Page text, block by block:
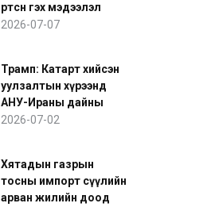
өртсөн гэх мэдээлэл
нефтийн зах зээлийн
2026-07-07
Трамп: Катарт хийсэн
уулзалтын хүрээнд
АНУ-Ираны дайны
нөхцөл байдалд ахиц
2026-07-02
Хятадын газрын
тосны импорт сүүлийн
арван жилийн доод